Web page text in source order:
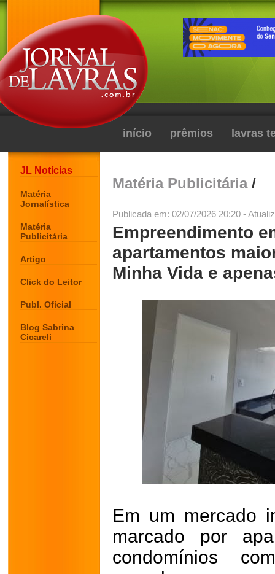
início prêmios lavras
JL Notícias
Matéria
Jornalística
Matéria
Publicitária
Artigo
Click do Leitor
Publ. Oficial
Blog Sabrina
Cicareli
Matéria Publicitária/
Publicada em: 02/07/2026 20:20 -
Empreendimento
apartamentos
Minha Vida e
Em um mercado
marcado por
condomínios